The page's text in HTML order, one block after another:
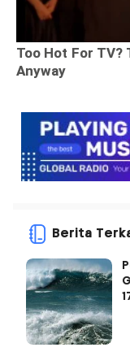
Berita